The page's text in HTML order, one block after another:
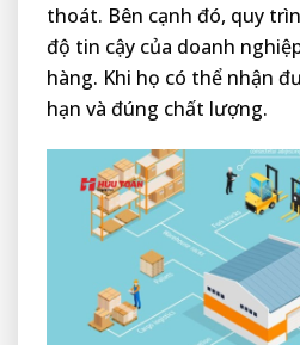
thoát. Bên cạnh đó, quy
độ tin cậy của doanh
hàng. Khi họ có thể nhận
hạn và đúng chất lượng.